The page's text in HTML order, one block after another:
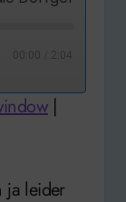
2:04
|